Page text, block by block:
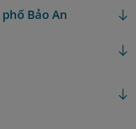
Bảo An